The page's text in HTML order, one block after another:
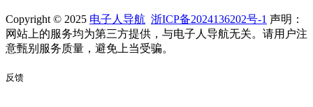
Copyright © 2025 电子人导航 浙ICP备2024136202号-1 声明：
网站上的服务均为第三方提供，与电子人导航无关。请用户注
意甄别服务质量，避免上当受骗。
反馈